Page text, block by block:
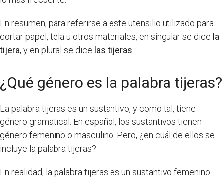
En resumen, para referirse a este utensilio utilizado para
cortar papel, tela u otros materiales, en singular se dice la
tijera, y en plural se dice las tijeras
¿Qué género es la palabra tijeras?
La palabra tijeras es un sustantivo, y como tal, tiene
género gramatical. En español, los sustantivos tienen
género femenino o masculino. Pero, ¿en cuál de ellos se
incluye la palabra tijeras?
En realidad, la palabra tijeras es un sustantivo femenino.